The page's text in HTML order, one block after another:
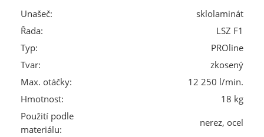
Unašeč:
sklolaminát
Řada:
LSZ F1
Typ:
PROline
Tvar:
zkosený
Max. otáčky:
12 250 l/min.
Hmotnost:
18 kg
Použití podle
materiálu:
nerez, ocel